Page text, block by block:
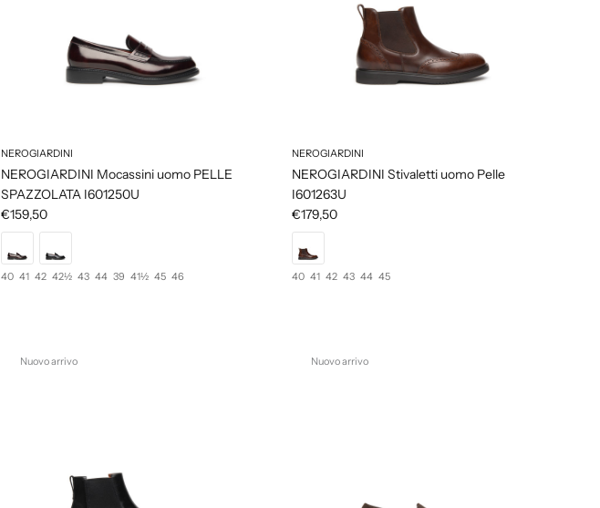
NEROGIARDINI
NEROGIARDINI Mocassini uomo PELLE
SPAZZOLATA I601250U
€159,50
40 41 42 42½ 43 44 39 41½ 45 46
NEROGIARDINI
NEROGIARDINI Stivaletti uomo Pelle
I601263U
€179,50
40 41 42 43 44 45
Nuovo arrivo Nuovo arrivo